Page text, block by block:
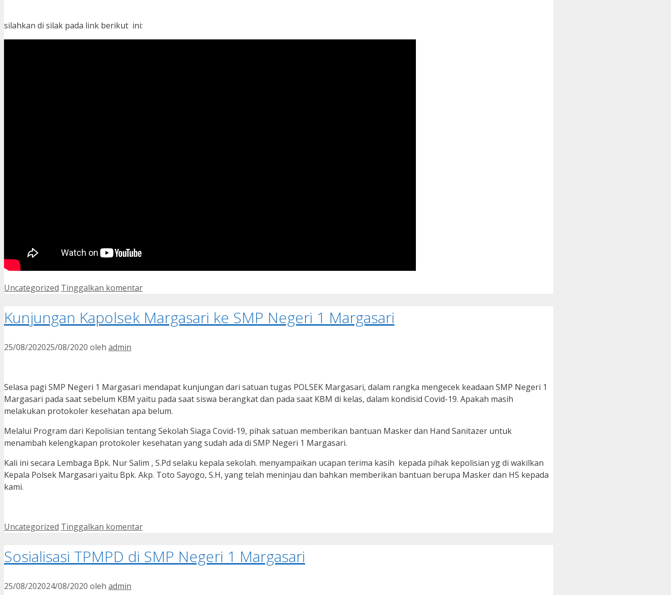
silahkan di silak pada link berikut ini:
Kategori
Uncategorized Tinggalkan komentar
Kunjungan Kapolsek Margasari ke SMP Negeri 1 Margasari
25/08/202025/08/2020 oleh admin
Selasa pagi SMP Negeri 1 Margasari mendapat kunjungan dari satuan tugas POLSEK Margasari, dalam rangka mengecek keadaan SMP Negeri 1
Margasari pada saat sebelum KBM yaitu pada saat siswa berangkat dan pada saat KBM di kelas, dalam kondisid Covid-19. Apakah masih
melakukan protokoler kesehatan apa belum.
Melalui Program dari Kepolisian tentang Sekolah Siaga Covid-19, pihak satuan memberikan bantuan Masker dan Hand Sanitazer untuk
menambah kelengkapan protokoler kesehatan yang sudah ada di SMP Negeri 1 Margasari.
Kali ini secara Lembaga Bpk. Nur Salim , S.Pd selaku kepala sekolah. menyampaikan ucapan terima kasih kepada pihak kepolisian yg di wakilkan
Kepala Polsek Margasari yaitu Bpk. Akp. Toto Sayogo, S.H, yang telah meninjau dan bahkan memberikan bantuan berupa Masker dan HS kepada
kami.
Kategori
Uncategorized Tinggalkan komentar
Sosialisasi TPMPD di SMP Negeri 1 Margasari
25/08/202024/08/2020 oleh admin